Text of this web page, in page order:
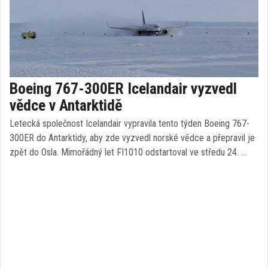
Boeing 767-300ER Icelandair vyzvedl
vědce v Antarktidě
Letecká společnost Icelandair vypravila tento týden Boeing 767-
300ER do Antarktidy, aby zde vyzvedl norské vědce a přepravil je
zpět do Osla. Mimořádný let FI1010 odstartoval ve středu 24. …